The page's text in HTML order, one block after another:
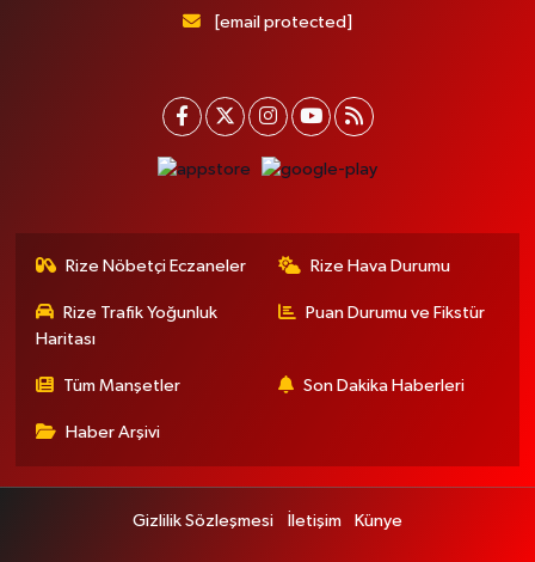
[email protected]
Rize Nöbetçi Eczaneler Rize Hava Durumu
Rize Trafik Yoğunluk
Haritası
Puan Durumu ve Fikstür
Tüm Manşetler Son Dakika Haberleri
Haber Arşivi
Gizlilik Sözleşmesi İletişim Künye